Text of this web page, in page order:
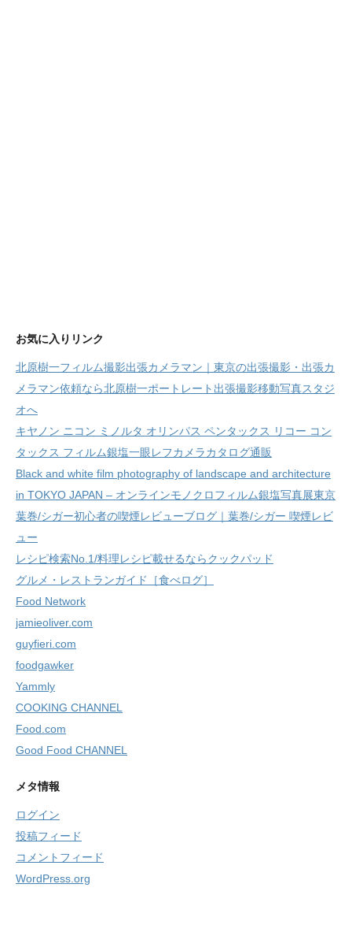
お気に入りリンク
北原樹一フィルム撮影出張カメラマン｜東京の出張撮影・出張カ
メラマン依頼なら北原樹一ポートレート出張撮影移動写真スタジ
オへ
キヤノン ニコン ミノルタ オリンパス ペンタックス リコー コン
タックス フィルム銀塩一眼レフカメラカタログ通販
Black and white film photography of landscape and architecture
in TOKYO JAPAN – オンラインモノクロフィルム銀塩写真展東京
葉巻/シガー初心者の喫煙レビューブログ｜葉巻/シガー 喫煙レビ
ュー
レシピ検索No.1/料理レシピ載せるならクックパッド
グルメ・レストランガイド［食べログ］
Food Network
jamieoliver.com
guyfieri.com
foodgawker
Yammly
COOKING CHANNEL
Food.com
Good Food CHANNEL
メタ情報
ログイン
投稿フィード
コメントフィード
WordPress.org